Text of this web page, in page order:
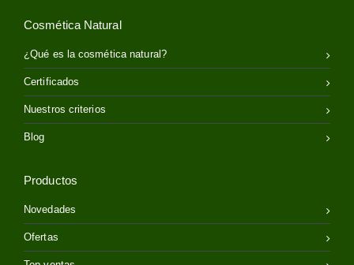
Cosmética Natural
¿Qué es la cosmética natural?
Certificados
Nuestros criterios
Blog
Productos
Novedades
Ofertas